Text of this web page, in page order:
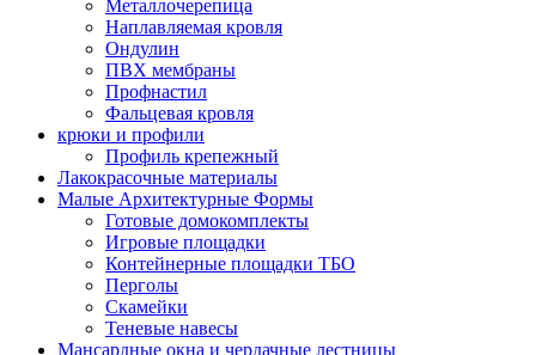
Металлочерепица
Наплавляемая кровля
Ондулин
ПВХ мембраны
Профнастил
Фальцевая кровля
крюки и профили
Профиль крепежный
Лакокрасочные материалы
Малые Архитектурные Формы
Готовые домокомплекты
Игровые площадки
Контейнерные площадки ТБО
Перголы
Скамейки
Теневые навесы
Мансардные окна и чердачные лестницы